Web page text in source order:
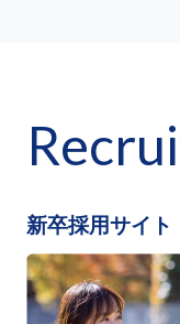
新卒採用サイト